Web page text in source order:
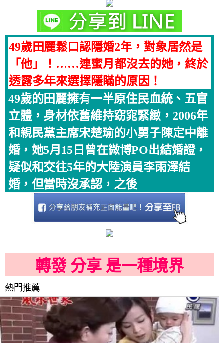
49歲田麗鬆口認隱婚2年，對象居然是
「他」！……連蜜月都沒去的她，終於
透露多年來選擇隱瞞的原因！
49歲的田麗擁有一半原住民血統、五官
立體，身材依舊維持窈窕緊緻，2006年
和親民黨主席宋楚瑜的小舅子陳定中離
婚，她5月15日曾在微博PO出結婚證，
疑似和交往5年的大陸演員李雨澤結
婚，但當時沒承認，之後
轉發 分享 是一種境界
熱門推薦